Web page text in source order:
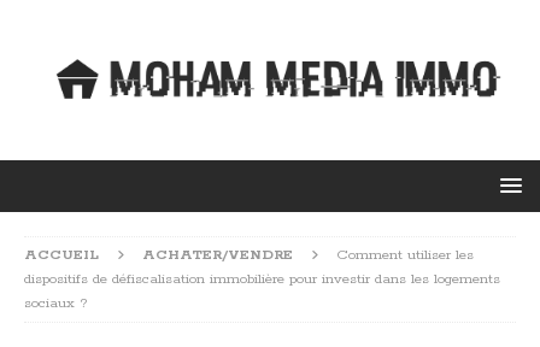
ACCUEIL ACHATER/VENDRE
Comment utiliser les
dispositifs de défiscalisation immobilière pour investir dans les logements
sociaux ?